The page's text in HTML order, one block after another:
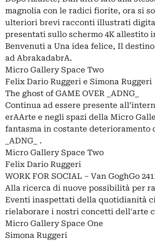
magnolia con le radici fiorite, ora si
ulteriori brevi racconti illustrati
presentati sullo schermo 4K allestito
Benvenuti a Una idea felice, Il
ad AbrakadabrA.
Micro Gallery Space Two
Felix Dario Ruggeri e Simona Ruggeri
The ghost of GAME OVER _ADNG_
Continua ad essere presente
erAArte e negli spazi della Micro
fantasma in costante deterioramento
_ADNG_ .
Micro Gallery Space Two
Felix Dario Ruggeri
WORK FOR SOCIAL – Van GoghGo
Alla ricerca di nuove possibilità per
Eventi inaspettati della quotidianità
rielaborare i nostri concetti dell'arte
Micro Gallery Space One
Simona Ruggeri